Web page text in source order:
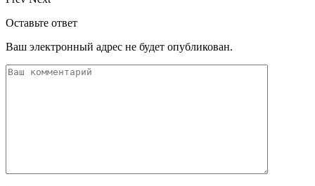
Оставьте ответ
Ваш электронный адрес не будет опубликован.